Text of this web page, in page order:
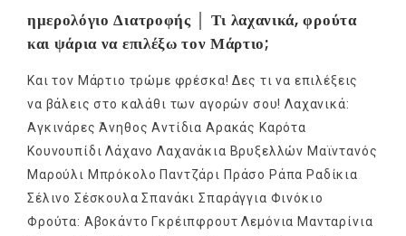
ημερολόγιο Διατροφής │ Τι λαχανικά, φρούτα
και ψάρια να επιλέξω τον Μάρτιο;
Και τον Μάρτιο τρώμε φρέσκα! Δες τι να επιλέξεις
να βάλεις στο καλάθι των αγορών σου! Λαχανικά:
Αγκινάρες Άνηθος Αντίδια Αρακάς Καρότα
Κουνουπίδι Λάχανο Λαχανάκια Βρυξελλών Μαϊντανός
Μαρούλι Μπρόκολο Παντζάρι Πράσο Ράπα Ραδίκια
Σέλινο Σέσκουλα Σπανάκι Σπαράγγια Φινόκιο
Φρούτα: Αβοκάντο Γκρέιπφρουτ Λεμόνια Μανταρίνια